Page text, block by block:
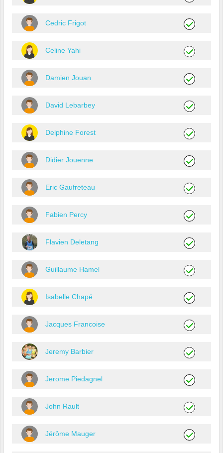
Cedric Frigot
Celine Yahi
Damien Jouan
David Lebarbey
Delphine Forest
Didier Jouenne
Eric Gaufreteau
Fabien Percy
Flavien Deletang
Guillaume Hamel
Isabelle Chapé
Jacques Francoise
Jeremy Barbier
Jerome Piedagnel
John Rault
Jérôme Mauger